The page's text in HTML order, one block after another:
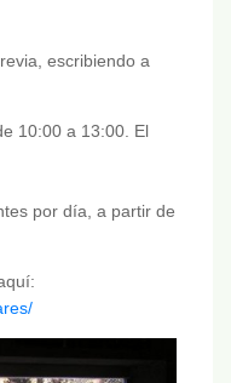
escribiendo a
10:00 a 13:00. El
por día, a partir de